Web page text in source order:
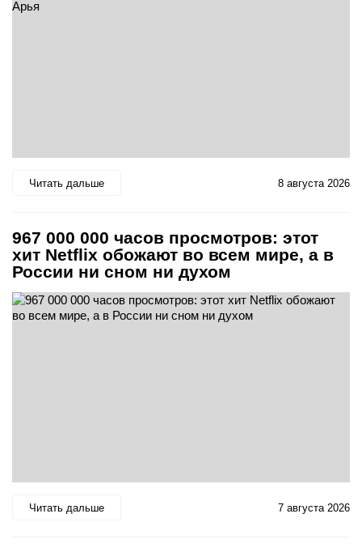
Читать дальше 8 августа 2026
967 000 000 часов просмотров: этот
хит Netflix обожают во всем мире, а в
России ни сном ни духом
Читать дальше 7 августа 2026